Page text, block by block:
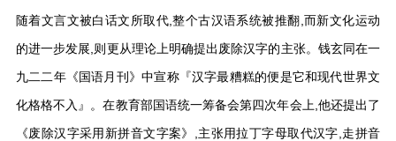
随着文言文被白话文所取代,整个古汉语系统被推翻,而新文化运动
的进一步发展,则更从理论上明确提出废除汉字的主张。钱玄同在一
九二二年《国语月刊》中宣称『汉字最糟糕的便是它和现代世界文
化格格不入』。在教育部国语统一筹备会第四次年会上,他还提出了
《废除汉字采用新拼音文字案》,主张用拉丁字母取代汉字,走拼音